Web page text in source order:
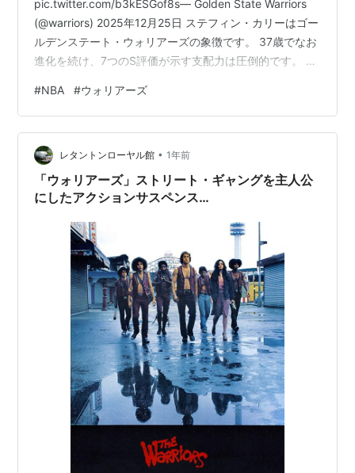
pic.twitter.com/b3kESGof8s— Golden State Warriors
(@warriors) 2025年12月25日 ステフィン・カリーはゴー
ルデンステート・ウォリアーズの象徴です。 37歳でなお
進化を続け、7つのS評価が示す支配力は圧倒的です。 神
す。
#NBA #ウォリアーズ
レタントンローヤル館 • 1年前
「ウォリアーズ」ストリート・ギャングを主人公
にしたアクションサスペンス…